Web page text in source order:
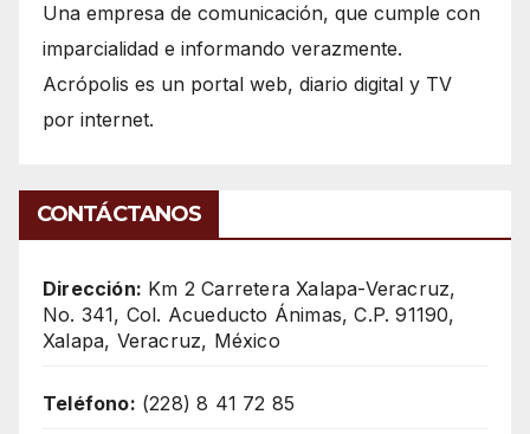
Una empresa de comunicación, que cumple con
imparcialidad e informando verazmente.
Acrópolis es un portal web, diario digital y TV
por internet.
CONTÁCTANOS
Dirección: Km 2 Carretera Xalapa-Veracruz,
No. 341, Col. Acueducto Ánimas, C.P. 91190,
Xalapa, Veracruz, México
Teléfono: (228) 8 41 72 85